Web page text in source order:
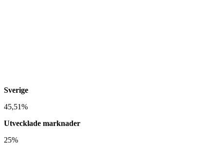
Sverige
45,51%
Utvecklade marknader
25%